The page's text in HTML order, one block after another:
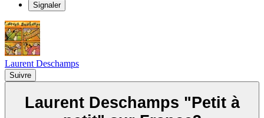
Signaler
Laurent Deschamps
Suivre
Laurent Deschamps "Petit à